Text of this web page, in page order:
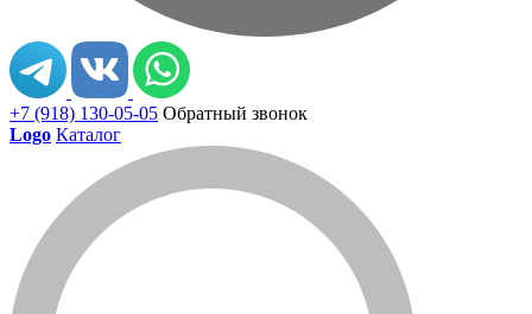
+7 (918) 130-05-05 Обратный звонок
Logo Каталог